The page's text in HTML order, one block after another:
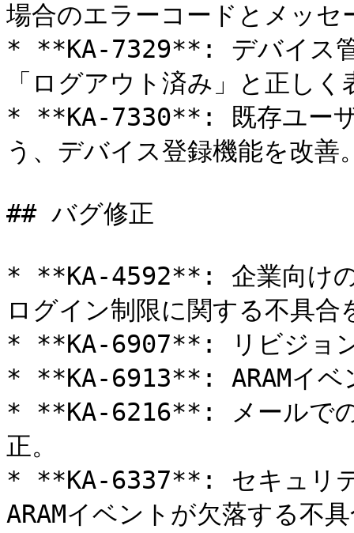
場合のエラーコードとメッセ
* **KA-7329**: デバイス管
「ログアウト済み」と正し
* **KA-7330**: 既存ユーザ
う、デバイス登録機能を改善
## バグ修正
* **KA-4592**: 企業向けの
ログイン制限に関する不具合
* **KA-6907**: リビジョン
* **KA-6913**: ARAMイベ
* **KA-6216**: メールでの
正。
* **KA-6337**: セキュリテ
ARAMイベントが欠落する不